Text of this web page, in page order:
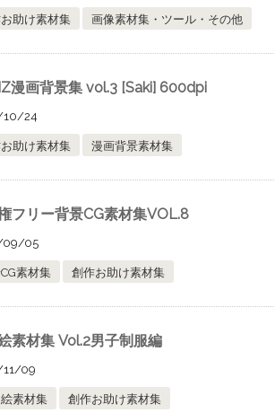
助け素材集 画像素材集・ツール・その他
漫画背景集 vol.3 [Saki] 600dpi
10/24
助け素材集 漫画背景素材集
フリー背景CG素材集VOL.8
09/05
素材集 創作お助け素材集
素材集 Vol.2男子制服編
09
素材集 創作お助け素材集